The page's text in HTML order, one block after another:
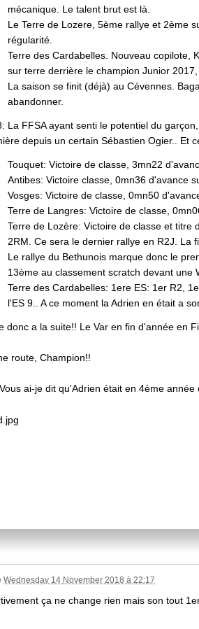
mécanique. Le talent brut est là.
Le Terre de Lozere, 5ème rallye et 2ème
régularité.
Terre des Cardabelles. Nouveau copilote,
sur terre derrière le champion Junior
La saison se finit (déjà) au Cévennes.
abandonner.
La FFSA ayant senti le potentiel du
depuis un certain Sébastien Ogier.. Et
Touquet: Victoire de classe, 3mn22
Antibes: Victoire classe, 0mn36 d'avance
Vosges: Victoire de classe, 0mn50
Terre de Langres: Victoire de classe,
Terre de Lozère: Victoire de classe et titre
2RM. Ce sera le dernier rallye en R2J. La
Le rallye du Bethunois marque donc le
13ème au classement scratch devant une
Terre des Cardabelles: 1ere ES: 1er R2,
l'ES 9.. A ce moment la Adrien en était a
donc a la suite!! Le Var en fin d'année en
route, Champion!!
ai-je dit qu'Adrien était en 4ème
Wednesday 14 November 2018 à 22:17
ça ne change rien mais son tout